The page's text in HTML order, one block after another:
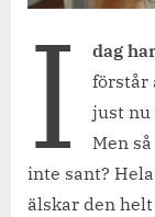
I dag
förstår
just nu
Men
inte sant?
älskar den